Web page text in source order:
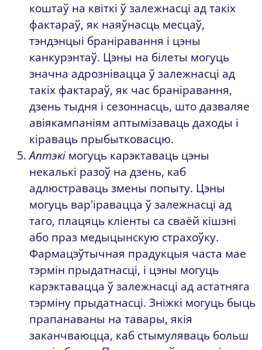
коштаў на квіткі ў залежнасці ад такіх
фактараў, як наяўнасць месцаў,
тэндэнцыі браніравання і цэны
канкурэнтаў. Цэны на білеты могуць
значна адрознівацца ў залежнасці ад
такіх фактараў, як час браніравання,
дзень тыдня і сезоннасць, што дазваляе
авіякампаніям аптымізаваць даходы і
кіраваць прыбытковасцю.
Аптэкі могуць карэктаваць цэны
некалькі разоў на дзень, каб
адлюстраваць змены попыту. Цэны
могуць вар'іравацца ў залежнасці ад
таго, плацяць кліенты са сваёй кішэні
або праз медыцынскую страхоўку.
Фармацэўтычная прадукцыя часта мае
тэрмін прыдатнасці, і цэны могуць
карэктавацца ў залежнасці ад астатняга
тэрміну прыдатнасці. Зніжкі могуць быць
прапанаваны на тавары, якія
заканчваюцца, каб стымуляваць больш